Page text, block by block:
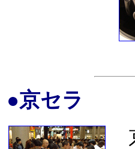
●京セラ